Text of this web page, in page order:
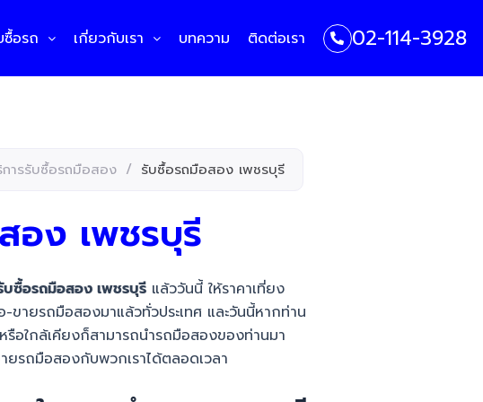
ซื้อรถ เกี่ยวกับเรา บทความ ติดต่อเรา 02-114-3928
การรับซื้อรถมือสอง / รับซื้อรถมือสอง เพชรบุรี
อง เพชรบุรี
บซื้อรถมือสอง เพชรบุรี แล้ววันนี้ ให้ราคาเที่ยง
ขายรถมือสองมาแล้วทั่วประเทศ และวันนี้หากท่าน
รือใกล้เคียงก็สามารถนำรถมือสองของท่านมา
ยรถมือสองกับพวกเราได้ตลอดเวลา